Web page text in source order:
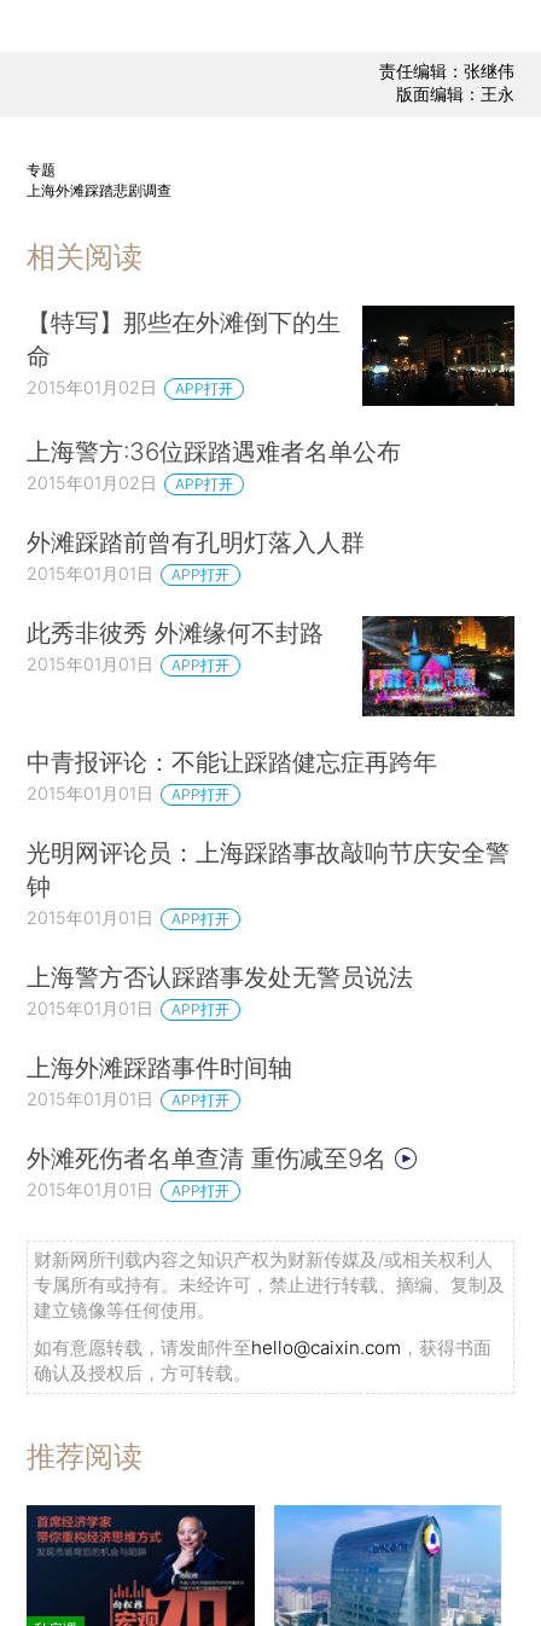
责任编辑：张继伟
版面编辑：王永
专题
上海外滩踩踏悲剧调查
相关阅读
【特写】那些在外滩倒下的生
命
2015年01月02日 APP打开
上海警方:36位踩踏遇难者名单公布
2015年01月02日 APP打开
外滩踩踏前曾有孔明灯落入人群
2015年01月01日 APP打开
此秀非彼秀 外滩缘何不封路
2015年01月01日 APP打开
中青报评论：不能让踩踏健忘症再跨年
2015年01月01日 APP打开
光明网评论员：上海踩踏事故敲响节庆安全警
钟
2015年01月01日 APP打开
上海警方否认踩踏事发处无警员说法
2015年01月01日 APP打开
上海外滩踩踏事件时间轴
2015年01月01日 APP打开
外滩死伤者名单查清 重伤减至9名
2015年01月01日 APP打开
财新网所刊载内容之知识产权为财新传媒及/或相关权利人
专属所有或持有。未经许可，禁止进行转载、摘编、复制及
建立镜像等任何使用。
如有意愿转载，请发邮件至hello@caixin.com ，获得书面
确认及授权后，方可转载。
推荐阅读